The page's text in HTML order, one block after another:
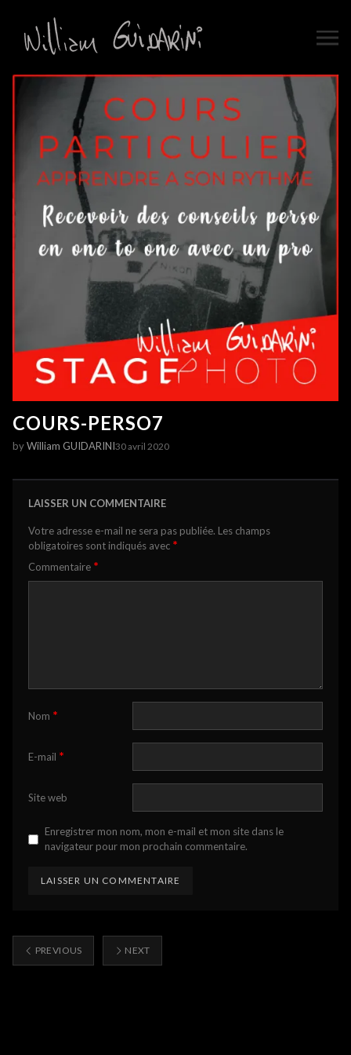
COURS-PERSO7
byWilliam GUIDARINI30 avril 2020
LAISSER UN COMMENTAIRE
Votre adresse e-mail ne sera pas publiée. Les champs
obligatoires sont indiqués avec *
Commentaire *
Nom *
E-mail *
Site web
Enregistrer mon nom, mon e-mail et mon site dans le
navigateur pour mon prochain commentaire.
PREVIOUS NEXT